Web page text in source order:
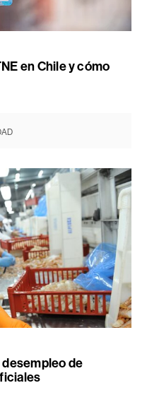
en Chile y cómo
desempleo de